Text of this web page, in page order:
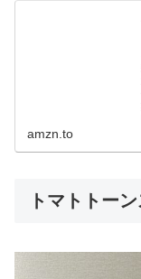
amzn.to
トマトトー